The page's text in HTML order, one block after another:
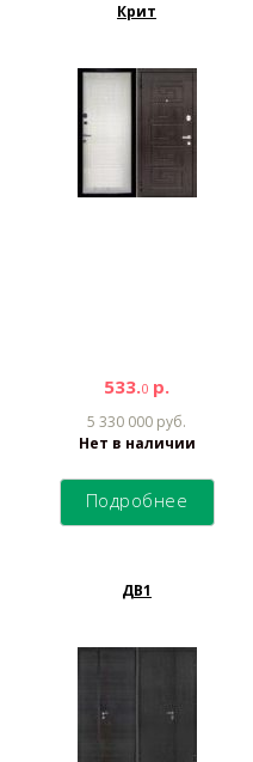
Крит
533.0 р.
5 330 000 руб.
Нет в наличии
Подробнее
ДВ1